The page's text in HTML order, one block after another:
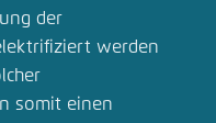
der
werden
somit einen
Anmelden
kein Benutzerkonto?